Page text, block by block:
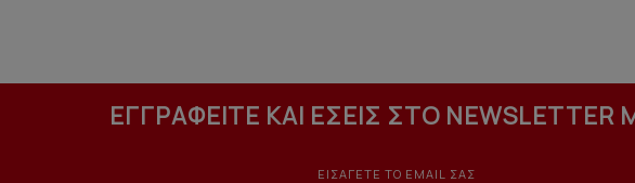
ΕΓΓΡΑΦΕΙΤΕ ΚΑΙ ΕΣΕΙΣ ΣΤΟ NEWSLETTER